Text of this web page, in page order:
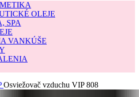
OLEJE
SPA
VANKÚŠE
Osviežovač vzduchu VIP 808